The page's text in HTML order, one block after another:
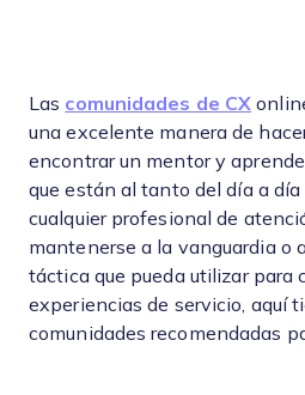
Las comunidades de CX
una excelente manera de
encontrar un mentor y
que están al tanto del día a día
cualquier profesional de
mantenerse a la vanguardia o
táctica que pueda utilizar para
experiencias de servicio, aquí
comunidades recomendadas